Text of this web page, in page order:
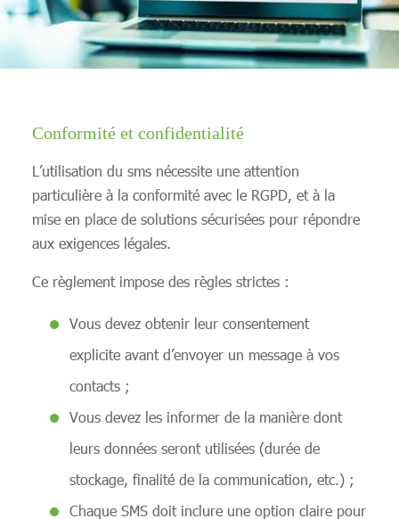
Conformité et confidentialité
L’utilisation du sms nécessite une attention
particulière à la conformité avec le RGPD, et à la
mise en place de solutions sécurisées pour répondre
aux exigences légales.
Ce règlement impose des règles strictes :
Vous devez obtenir leur consentement
explicite avant d’envoyer un message à vos
contacts ;
Vous devez les informer de la manière dont
leurs données seront utilisées (durée de
stockage, finalité de la communication, etc.) ;
Chaque SMS doit inclure une option claire pour